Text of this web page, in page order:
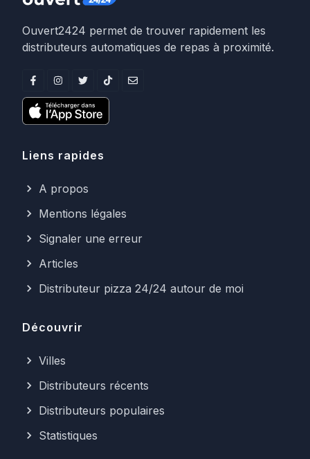
Ouvert2424 permet de trouver rapidement les
distributeurs automatiques de repas à proximité.
Liens rapides
A propos
Mentions légales
Signaler une erreur
Articles
Distributeur pizza 24/24 autour de moi
Découvrir
Villes
Distributeurs récents
Distributeurs populaires
Statistiques